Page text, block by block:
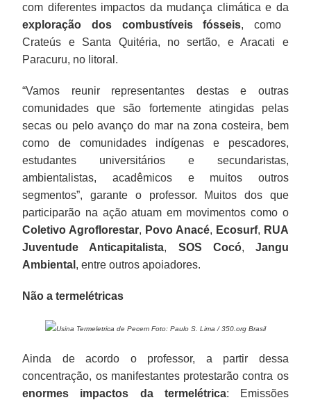
com diferentes impactos da mudança climática e da
exploração dos combustíveis fósseis, como
Crateús e Santa Quitéria, no sertão, e Aracati e
Paracuru, no litoral.
“Vamos reunir representantes destas e outras
comunidades que são fortemente atingidas pelas
secas ou pelo avanço do mar na zona costeira, bem
como de comunidades indígenas e pescadores,
estudantes universitários e secundaristas,
ambientalistas, acadêmicos e muitos outros
segmentos”, garante o professor. Muitos dos que
participarão na ação atuam em movimentos como o
Coletivo Agroflorestar, Povo Anacé, Ecosurf, RUA
Juventude Anticapitalista, SOS Cocó, Jangu
Ambiental , entre outros apoiadores.
Não a termelétricas
Usina Termeletrica de Pecem Foto: Paulo S. Lima / 350.org Brasil
Ainda de acordo o professor, a partir dessa
concentração, os manifestantes protestarão contra os
enormes impactos da termelétrica: Emissões